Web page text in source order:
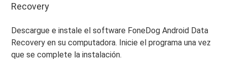
Recovery
Descargue e instale el software FoneDog Android Data
Recovery en su computadora. Inicie el programa una vez
que se complete la instalación.